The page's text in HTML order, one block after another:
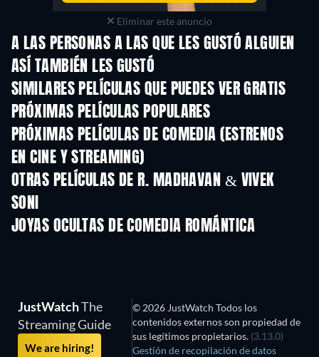
Eliminar este anuncio
A LAS PERSONAS A LAS QUE LES GUSTÓ ALGUIEN
ASÍ TAMBIÉN LES GUSTÓ
SIMILARES PELÍCULAS QUE PUEDES VER GRATIS
PRÓXIMAS PELÍCULAS POPULARES
PRÓXIMAS PELÍCULAS DE COMEDIA (ESTRENOS
EN CINE Y STREAMING)
OTRAS PELÍCULAS DE R. MADHAVAN & VIVEK
SONI
JOYAS OCULTAS DE COMEDIA ROMÁNTICA
JustWatchThe
Streaming Guide
We are hiring!
© 2026 JustWatch Todos los
contenidos externos son propiedad de
sus legítimos propietarios. (3.13.0)
Gestión de recopilación de datos